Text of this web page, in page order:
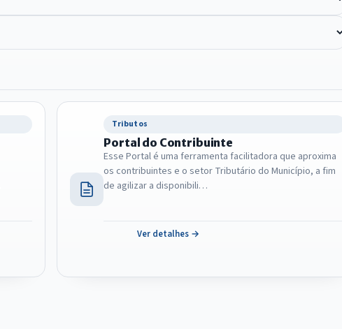
Tributos
Portal do Contribuinte
Esse Portal é uma ferramenta facilitadora que aproxima
os contribuintes e o setor Tributário do Município, a fim
de agilizar a disponibili…
Ver detalhes →